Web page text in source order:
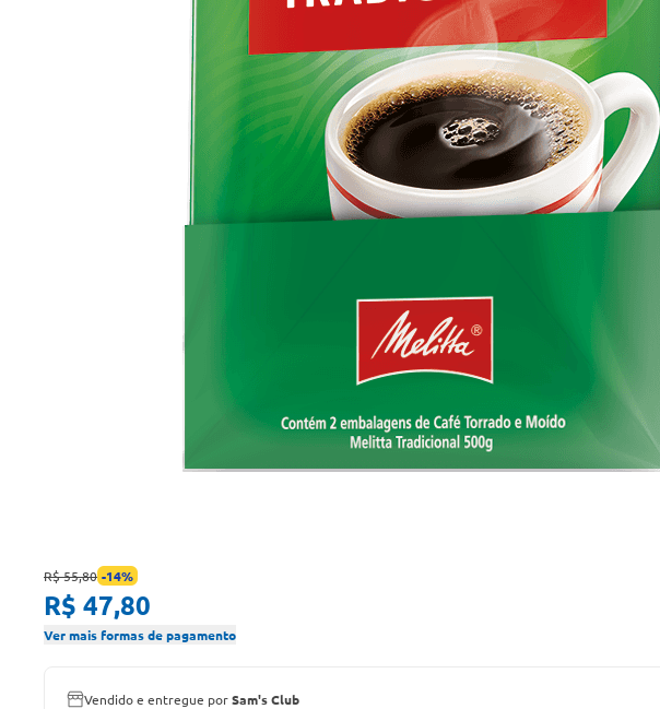
R$ 55,80 -14%
R$ 47,80
Ver mais formas de pagamento
Vendido e entregue porSam's Club